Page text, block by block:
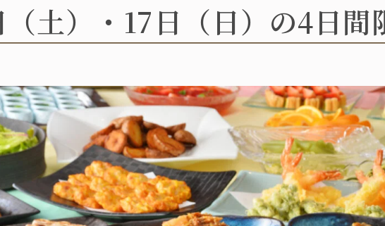
（土）・17日（日）の4日間